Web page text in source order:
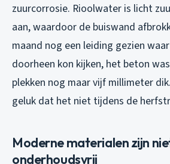
zuurcorrosie. Rioolwater is licht
aan, waardoor de buiswand
maand nog een leiding gezien
doorheen kon kijken, het beton
plekken nog maar vijf millimeter
geluk dat het niet tijdens de
Moderne materialen zijn
onderhoudsvrij